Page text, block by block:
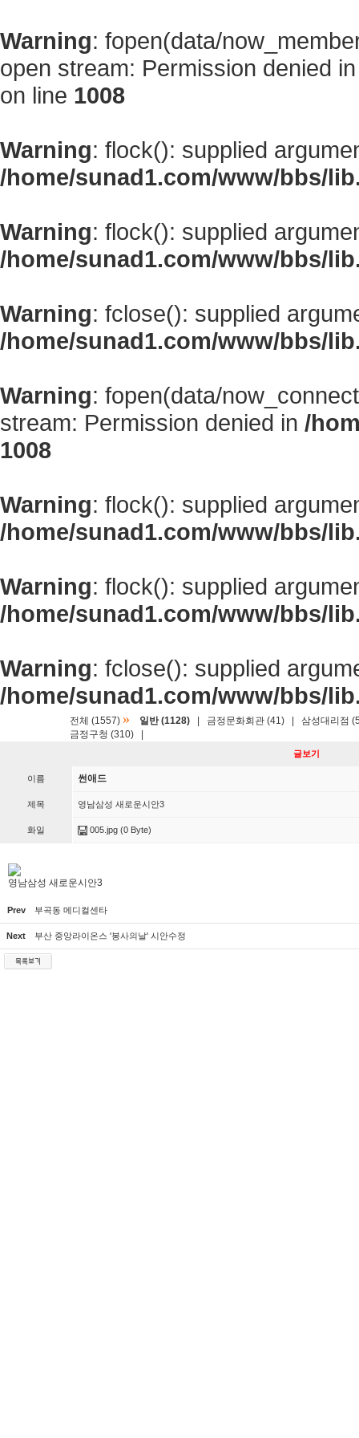
Warning: fopen(data/
open stream: Permission denied
on line 1008
Warning: flock(): supplied
/home/sunad1.com/www/bbs/
Warning: flock(): supplied
/home/sunad1.com/www/bbs/
Warning: fclose(): supplied
/home/sunad1.com/www/bbs/
Warning: fopen(data/
stream: Permission denied in /
1008
Warning: flock(): supplied
/home/sunad1.com/www/bbs/
Warning: flock(): supplied
/home/sunad1.com/www/bbs/
Warning: fclose(): supplied
/home/sunad1.com/www/bbs/
전체 (1557) » 일반 (1128) 금정문화회관 (41)
삼성대리점
금정구청 (310)
글보기
이름 썬애드
제목 영남삼성 새로운시안3
화일 005.jpg (0 Byte)
영남삼성 새로운시안3
Prev 부곡동 메디컬센타
Next 부산 중앙라이온스 '봉사의날' 시안수정